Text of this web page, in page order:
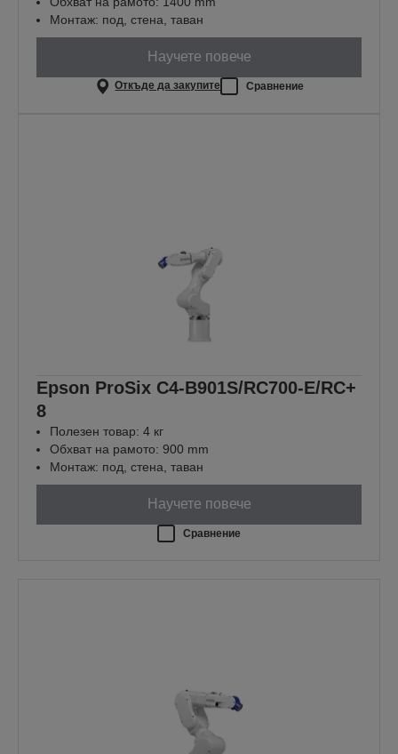
Монтаж: под, стена, таван
Научете повече
Откъде да закупите Сравнение
Epson ProSix C4-B901S/RC700-E/RC+
8
Полезен товар: 4 кг
Обхват на рамото: 900 mm
Монтаж: под, стена, таван
Научете повече
Сравнение